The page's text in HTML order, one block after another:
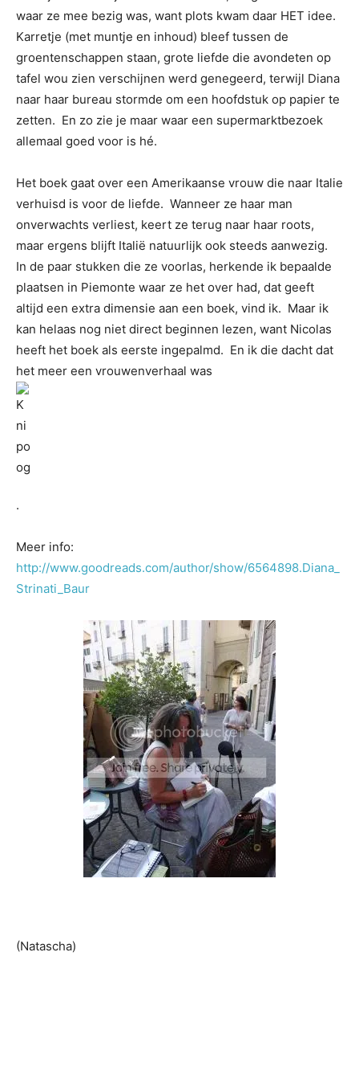
waar ze mee bezig was, want plots kwam daar HET idee.
Karretje (met muntje en inhoud) bleef tussen de
groentenschappen staan, grote liefde die avondeten op
tafel wou zien verschijnen werd genegeerd, terwijl Diana
naar haar bureau stormde om een hoofdstuk op papier te
zetten. En zo zie je maar waar een supermarktbezoek
allemaal goed voor is hé.
Het boek gaat over een Amerikaanse vrouw die naar Italie
verhuisd is voor de liefde. Wanneer ze haar man
onverwachts verliest, keert ze terug naar haar roots,
maar ergens blijft Italië natuurlijk ook steeds aanwezig.
In de paar stukken die ze voorlas, herkende ik bepaalde
plaatsen in Piemonte waar ze het over had, dat geeft
altijd een extra dimensie aan een boek, vind ik. Maar ik
kan helaas nog niet direct beginnen lezen, want Nicolas
heeft het boek als eerste ingepalmd. En ik die dacht dat
het meer een vrouwenverhaal was
.
Meer info:
http://www.goodreads.com/author/show/6564898.Diana_
Strinati_Baur
(Natascha)